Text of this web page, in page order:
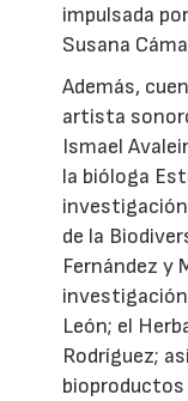
impulsada
Susana
Además,
artista
Ismael
la bióloga
de la
Fernández y
investigación
León; el
Rodríguez;
bioproductos